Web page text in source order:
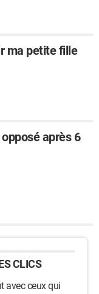
ma petite fille
après 6
CLICS
avec ceux qui